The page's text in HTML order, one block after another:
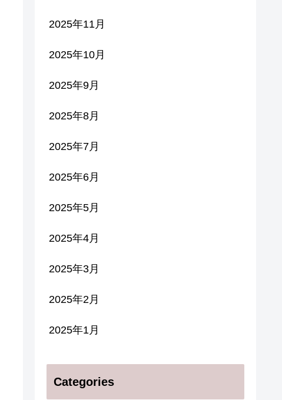
2025年11月
2025年10月
2025年9月
2025年8月
2025年7月
2025年6月
2025年5月
2025年4月
2025年3月
2025年2月
2025年1月
Categories